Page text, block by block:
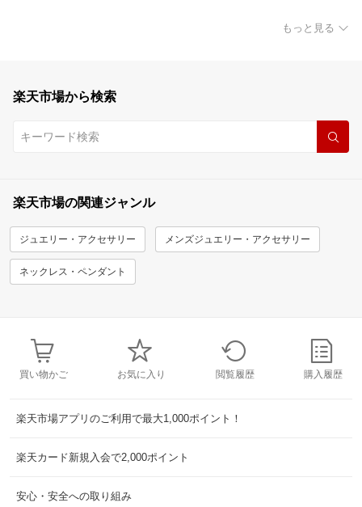
もっと見る
楽天市場から検索
楽天市場の関連ジャンル
ジュエリー・アクセサリー メンズジュエリー・アクセサリー
ネックレス・ペンダント
買い物かご お気に入り 閲覧履歴 購入履歴
楽天市場アプリのご利用で最大1,000ポイント！
楽天カード新規入会で2,000ポイント
安心・安全への取り組み